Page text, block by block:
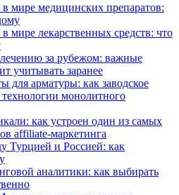
в мире медицинских препаратов:
мире лекарственных средств: что
за рубежом: важные
учитывать заранее
для арматуры: как заводское
монолитного
как устроен один из самых
affiliate-маркетинга
Турцией и Россией: как
аналитики: как выбирать